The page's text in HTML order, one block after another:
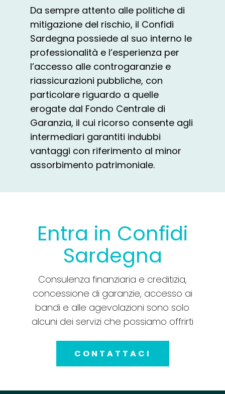
Da sempre attento alle politiche di
mitigazione del rischio, il Confidi
Sardegna possiede al suo interno le
professionalità e l’esperienza per
l’accesso alle controgaranzie e
riassicurazioni pubbliche, con
particolare riguardo a quelle
erogate dal Fondo Centrale di
Garanzia, il cui ricorso consente agli
intermediari garantiti indubbi
vantaggi con riferimento al minor
assorbimento patrimoniale.
Entra in Confidi
Sardegna
Consulenza finanziaria e creditizia,
concessione di garanzie, accesso ai
bandi e alle agevolazioni sono solo
alcuni dei servizi che possiamo offrirti
CONTATTACI